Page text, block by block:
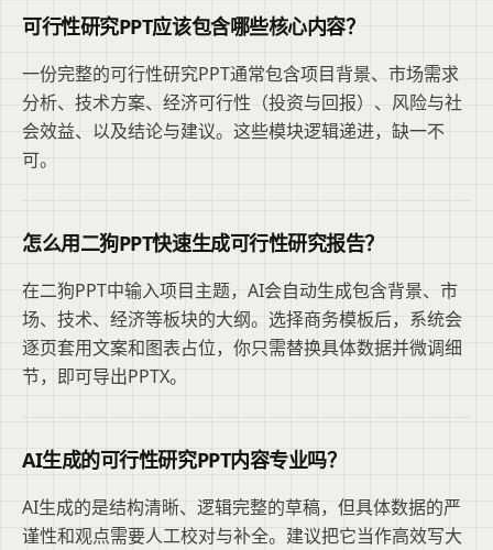
可行性研究PPT应该包含哪些核心内容？
一份完整的可行性研究PPT通常包含项目背景、市场需求
分析、技术方案、经济可行性（投资与回报）、风险与社
会效益、以及结论与建议。这些模块逻辑递进，缺一不
可。
怎么用二狗PPT快速生成可行性研究报告？
在二狗PPT中输入项目主题，AI会自动生成包含背景、市
场、技术、经济等板块的大纲。选择商务模板后，系统会
逐页套用文案和图表占位，你只需替换具体数据并微调细
节，即可导出PPTX。
AI生成的可行性研究PPT内容专业吗？
AI生成的是结构清晰、逻辑完整的草稿，但具体数据的严
谨性和观点需要人工校对与补全。建议把它当作高效写大